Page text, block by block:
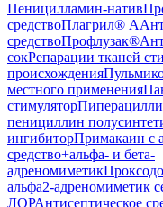
Пеницилламин-натив
средствоПлагрил® А
средствоПрофлузак®
сокРепарации тканей
происхождения
местного применения
стимулятор
пенициллин
ингибиторПримакаин с
средство+альфа- и бета-
адреномиметик
альфа2-адреномиметик
ЛОРАнтисептическое